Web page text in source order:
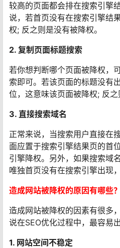
较高的页面都会排在搜索引擎
说，若首页没有在搜索引擎结
权; 反之则是没有被降权。
2. 复制页面标题搜索
若你想判断哪个页面被降权，
索即可。若该页面的标题没有
位，这意味该页面被降权; 反之
3. 直接搜索域名
正常来说，当搜索用户直接在
面应置于搜索引擎结果页的首
引擎降权。另外，如果搜索域
唯独首页没有在搜索引擎出现
造成网站被降权的原因有哪些？
造成网站被降权的因素有很多
说在SEO优化过程中，最容易
1. 网站空间不稳定